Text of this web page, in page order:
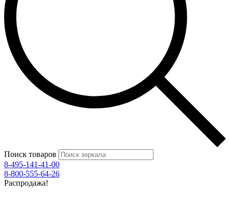
Поиск товаров
8-495-141-41-00
8-800-555-64-26
Распродажа!